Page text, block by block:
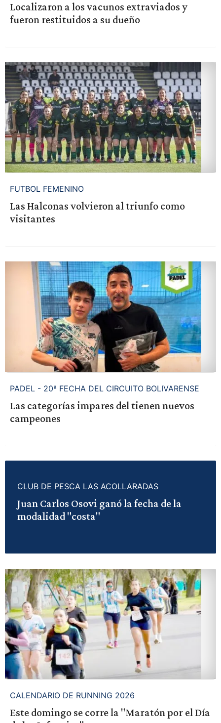
Localizaron a los vacunos extraviados y
fueron restituidos a su dueño
FUTBOL FEMENINO
Las Halconas volvieron al triunfo como
visitantes
PADEL - 20ª FECHA DEL CIRCUITO BOLIVARENSE
Las categorías impares del tienen nuevos
campeones
CLUB DE PESCA LAS ACOLLARADAS
Juan Carlos Osovi ganó la fecha de la
modalidad "costa"
CALENDARIO DE RUNNING 2026
Este domingo se corre la "Maratón por el Día